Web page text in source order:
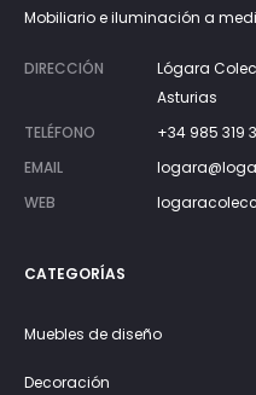
Mobiliario e iluminación a
DIRECCIÓN
Lógara
Asturias
TELÉFONO
+34 985 319
EMAIL
WEB
CATEGORÍAS
Muebles de diseño
Decoración